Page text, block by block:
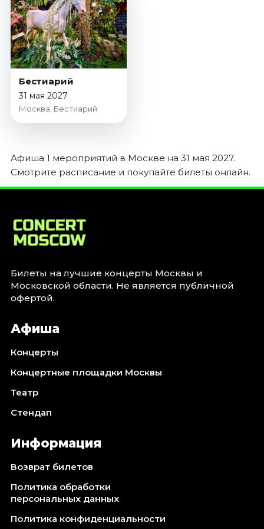
Январь 2027
Стендап
Август 2026
Сентябрь 2026
Октябрь 2026
Ноябрь 2026
Декабрь 2026
Экскурсии
Октябрь 2026
Спорт
Сентябрь 2026
События
Октябрь 2026
Декабрь 2026
Январь 2027
Площадки
Бестиарий
31 мая 2027
Москва, Бестиарий
Афиша 1 мероприятий в Москве на 31 мая 2027.
Смотрите расписание и покупайте билеты онлайн.
Билеты на лучшие концерты Москвы и
Московской области. Не является публичной
офертой.
Афиша
Концерты
Концертные площадки Москвы
Театр
Стендап
Информация
Возврат билетов
Политика обработки
персональных данных
Политика конфиденциальности